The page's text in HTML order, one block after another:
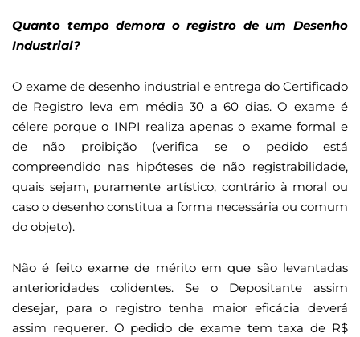
Quanto tempo demora o registro de um Desenho
Industrial?
O exame de desenho industrial e entrega do Certificado
de Registro leva em média 30 a 60 dias. O exame é
célere porque o INPI realiza apenas o exame formal e
de não proibição (verifica se o pedido está
compreendido nas hipóteses de não registrabilidade,
quais sejam, puramente artístico, contrário à moral ou
caso o desenho constitua a forma necessária ou comum
do objeto).
Não é feito exame de mérito em que são levantadas
anterioridades colidentes. Se o Depositante assim
desejar, para o registro tenha maior eficácia deverá
assim requerer. O pedido de exame tem taxa de R$